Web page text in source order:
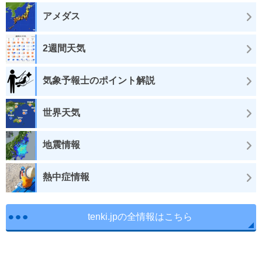
アメダス
2週間天気
気象予報士のポイント解説
世界天気
地震情報
熱中症情報
tenki.jpの全情報はこちら